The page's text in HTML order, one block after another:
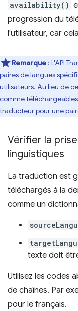
availability()
progression du
l'utilisateur, car
Remarque : L'API
paires de langues
utilisateurs. Au lieu de
comme
traducteur pour une
Vérifier la
linguistiques
La traduction est
téléchargés à la
comme un
texte doit
Utilisez les codes
de chaînes. Par
pour le français.